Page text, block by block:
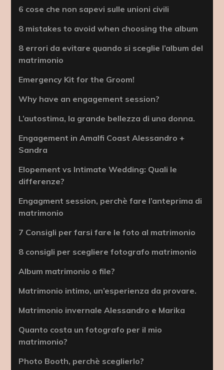
6 cose che non sapevi sulle unioni civili
8 mistakes to avoid when choosing the album
8 errori da evitare quando si sceglie l’album del
matrimonio
Emergency Kit for the Groom!
Why have an engagement session?
L’autostima, la grande bellezza di una donna.
Engagement in Amalfi Coast Alessandro +
Sandra
Elopement vs Intimate Wedding: Quali le
differenze?
Engagment session, perchè fare l’anteprima di
matrimonio
7 Consigli per farsi fare le foto al matrimonio
8 consigli per scegliere fotografo matrimonio
Album matrimonio o file?
Matrimonio intimo, un’esperienza da provare.
Matrimonio invernale Alessandro e Marika
Quanto costa un fotografo per il mio
matrimonio?
Photo Booth, perchè sceglierlo?